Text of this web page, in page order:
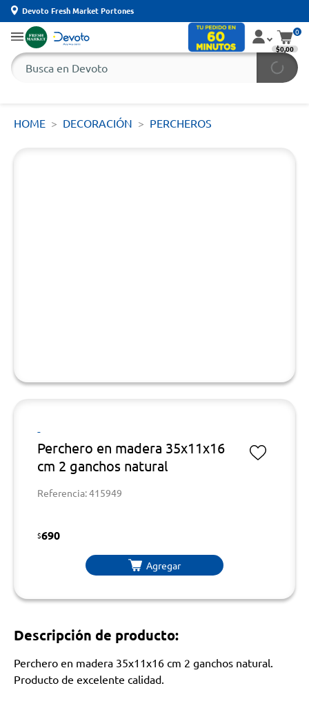
Devoto Fresh Market Portones
0
$0,00
HOME DECORACIÓN PERCHEROS
-
Perchero en madera 35x11x16
cm 2 ganchos natural
Referencia: 415949
$690
Agregar
Descripción de producto:
Perchero en madera 35x11x16 cm 2 ganchos natural.
Producto de excelente calidad.